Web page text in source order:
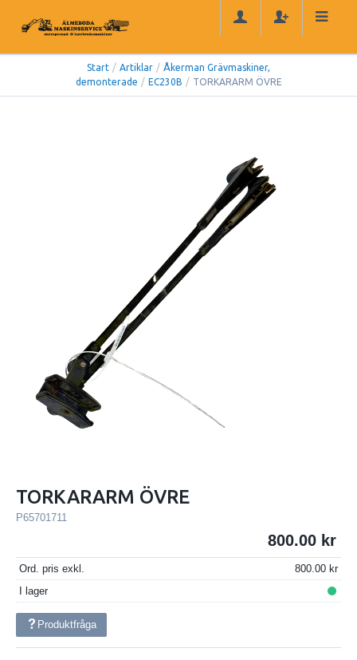
Start / Artiklar / Åkerman Grävmaskiner,
demonterade / EC230B / TORKARARM ÖVRE
TORKARARM ÖVRE
P65701711
800.00
Ord. pris exkl.
800.00
I lager
Produktfråga